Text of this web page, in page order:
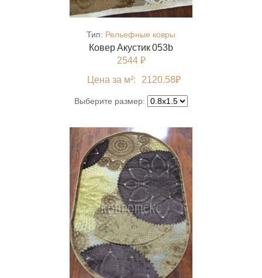
Тип: Рельефные ковры
Ковер Акустик 053b
2544 ₽
Цена за м²:
2120.58₽
Выберите размер: